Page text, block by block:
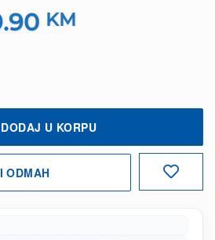
KM
Silent Mouse GY51Q65621
DODAJ U KORPU
ODMAH